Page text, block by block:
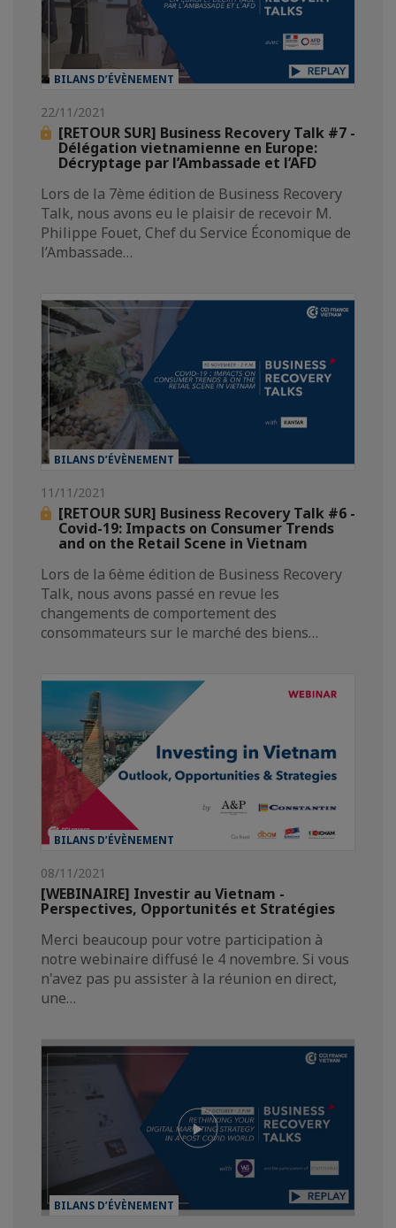
BILANS D’ÉVÈNEMENT
22/11/2021
[RETOUR SUR] Business Recovery Talk #7 -
Délégation vietnamienne en Europe:
Décryptage par l’Ambassade et l’AFD
Lors de la 7ème édition de Business Recovery
Talk, nous avons eu le plaisir de recevoir M.
Philippe Fouet, Chef du Service Économique de
l’Ambassade…
BILANS D’ÉVÈNEMENT
11/11/2021
[RETOUR SUR] Business Recovery Talk #6 -
Covid-19: Impacts on Consumer Trends
and on the Retail Scene in Vietnam
Lors de la 6ème édition de Business Recovery
Talk, nous avons passé en revue les
changements de comportement des
consommateurs sur le marché des biens…
BILANS D’ÉVÈNEMENT
08/11/2021
[WEBINAIRE] Investir au Vietnam -
Perspectives, Opportunités et Stratégies
Merci beaucoup pour votre participation à
notre webinaire diffusé le 4 novembre. Si vous
n'avez pas pu assister à la réunion en direct,
une…
BILANS D’ÉVÈNEMENT